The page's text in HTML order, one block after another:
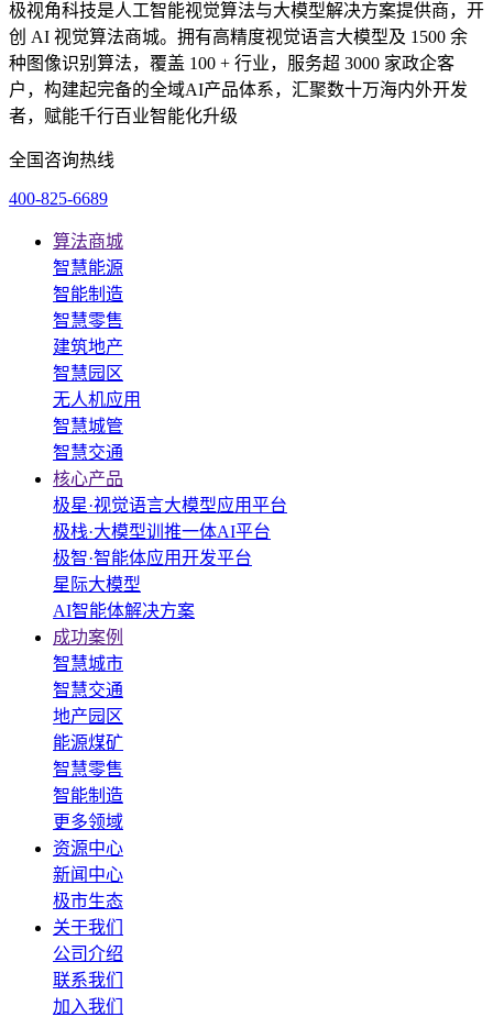
极视角科技是人工智能视觉算法与大模型解决方案提供商，开
创 AI 视觉算法商城。拥有高精度视觉语言大模型及 1500 余
种图像识别算法，覆盖 100 + 行业，服务超 3000 家政企客
户，构建起完备的全域AI产品体系，汇聚数十万海内外开发
者，赋能千行百业智能化升级
全国咨询热线
400-825-6689
算法商城
智慧能源
智能制造
智慧零售
建筑地产
智慧园区
无人机应用
智慧城管
智慧交通
核心产品
极星·视觉语言大模型应用平台
极栈·大模型训推一体AI平台
极智·智能体应用开发平台
星际大模型
AI智能体解决方案
成功案例
智慧城市
智慧交通
地产园区
能源煤矿
智慧零售
智能制造
更多领域
资源中心
新闻中心
极市生态
关于我们
公司介绍
联系我们
加入我们